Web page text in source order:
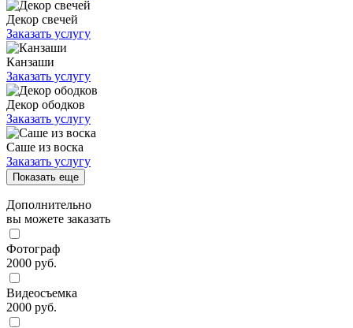
Декор свечей
Заказать услугу
Канзаши
Заказать услугу
Декор ободков
Заказать услугу
Саше из воска
Заказать услугу
Показать еще
Дополнительно
вы можете заказать
Фотограф
2000 руб.
Видеосъемка
2000 руб.